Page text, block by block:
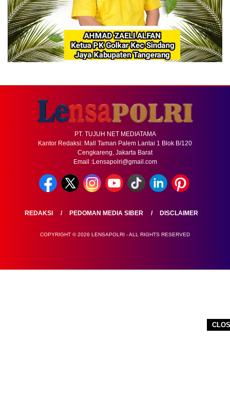
PT. TUJUH NET MEDIATAMA
Kantor Redaksi: Mall Taman Palem Lantai 1 Blok B/120
Cengkareng, Jakarta Barat
Email :Lensapolri@gmail.com
REDAKSI PEDOMAN MEDIA SIBER DISCLAIMER
COPYRIGHT © 2026 LENSAPOLRI - ALL RIGHTS RESERVED